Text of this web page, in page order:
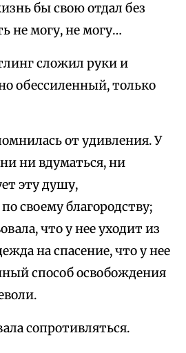
бы свою отдал без
не могу, не могу…
сложил руки и
обессиленный, только
от удивления. У
ни вдуматься, ни
эту душу,
своему благородству;
что у нее уходит из
на спасение, что у нее
способ освобождения
сопротивляться.